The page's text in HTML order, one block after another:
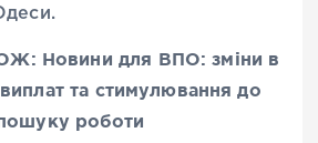
Новини для ВПО: зміни в
та стимулювання до
роботи